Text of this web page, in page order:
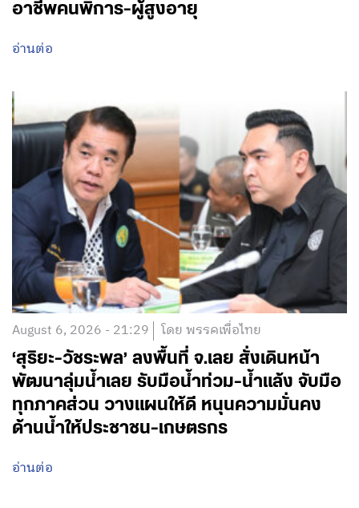
อาชีพคนพิการ-ผู้สูงอายุ
อ่านต่อ
August 6, 2026 - 21:29 โดย พรรคเพื่อไทย
‘สุริยะ-วัชระพล’ ลงพื้นที่ จ.เลย สั่งเดินหน้า
พัฒนาลุ่มน้ำเลย รับมือน้ำท่วม-น้ำแล้ง จับมือ
ทุกภาคส่วน วางแผนให้ดี หนุนความมั่นคง
ด้านน้ำให้ประชาชน-เกษตรกร
อ่านต่อ